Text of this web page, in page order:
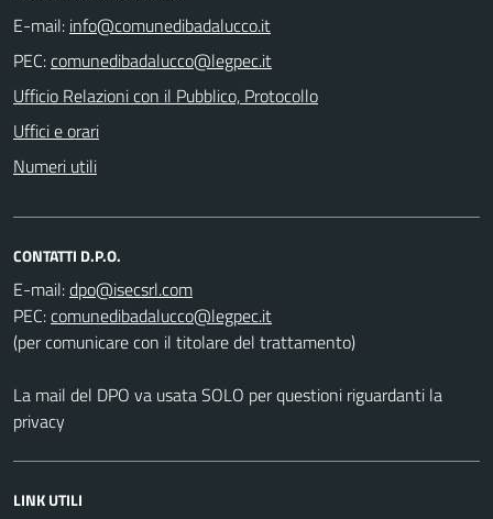
E-mail:
PEC:
Ufficio Relazioni con il Pubblico, Protocollo
Uffici e orari
Numeri utili
CONTATTI D.P.O.
E-mail:
PEC:
(per comunicare con il titolare del trattamento)
La mail del DPO va usata SOLO per questioni riguardanti la
privacy
LINK UTILI